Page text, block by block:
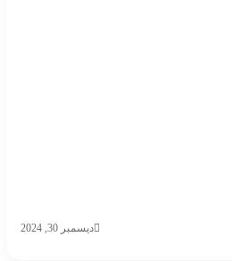
ديسمبر 30, 2024